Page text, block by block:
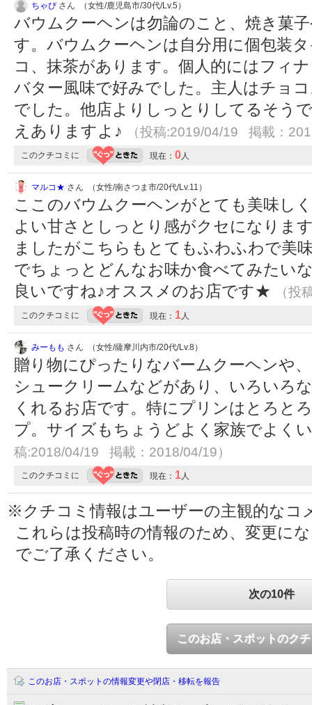
ちゃぴさん （女性/鹿児島市/30代/Lv.5）
バウムクーヘンは勿論のこと、焼き菓
す。バウムクーヘンは自分用に個包装
コ、抹茶があります。個人的にはフィ
バター風味で好みでした。主人はチョ
でした。他店よりしっとりしてるそう
えありますよ♪
（投稿:2019/04/19 掲載：
このクチコミに 現在： 0人
マルコ★ さん （女性/南さつま市/20代/Lv.11）
ここのバウムクーヘンがとても美味し
よい甘さとしっとり感がクセになりま
ましたがこちらもとてもふわふわで美
でちょっとどんなお味か食べてみたい
良いですね♪オススメのお店です★
（
このクチコミに 現在： 1人
みーもも さん （女性/薩摩川内市/20代/Lv.8）
贈り物にぴったりなバームクーヘンや
シュークリームなどがあり、いろいろ
くれるお店です。特にプリンはとろと
プ。サイズもちょうどよく家族でよく
稿:2018/04/19 掲載：2018/04/19）
このクチコミに 現在： 1人
※クチコミ情報はユーザーの主観的なコ
これらは投稿時の情報のため、変更に
でご了承ください。
次の10件
このお店・スポットのク
このお店・スポットの情報変更や閉店・移転を報告